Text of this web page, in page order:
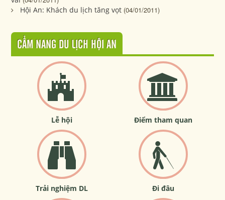
Hội An: Khách du lịch tăng vọt (04/01/2011)
CẨM NANG DU LỊCH HỘI AN
Lễ hội Điểm tham quan
Trải nghiệm DL Đi đâu